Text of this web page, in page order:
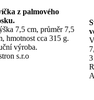
z palmového
7,5 cm, průměr 7,5
hmotnost cca 315 g.
výroba.
s.r.o